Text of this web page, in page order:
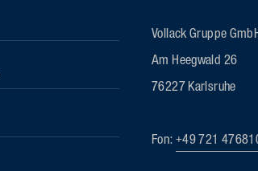
Vollack Gruppe
Am Heegwald 26
76227 Karlsruhe
Fon: +49 721